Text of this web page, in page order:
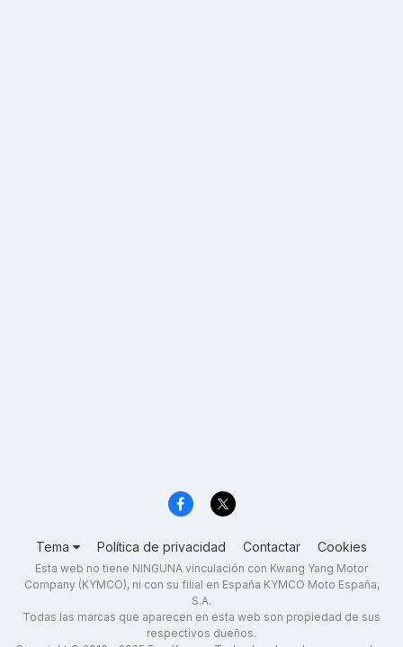
Tema Política de privacidad Contactar Cookies
Esta web no tiene NINGUNA vinculación con Kwang Yang Motor
Company (KYMCO), ni con su filial en España KYMCO Moto España,
S.A.
Todas las marcas que aparecen en esta web son propiedad de sus
respectivos dueños.